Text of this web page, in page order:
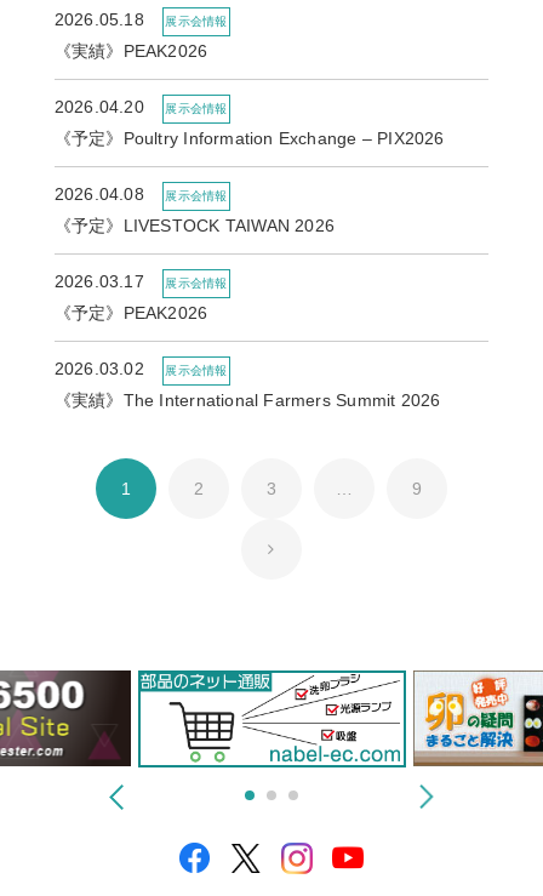
2026.05.18 展示会情報
《実績》PEAK2026
2026.04.20 展示会情報
《予定》Poultry Information Exchange – PIX2026
2026.04.08 展示会情報
《予定》LIVESTOCK TAIWAN 2026
2026.03.17 展示会情報
《予定》PEAK2026
2026.03.02 展示会情報
《実績》The International Farmers Summit 2026
1 2 3 9